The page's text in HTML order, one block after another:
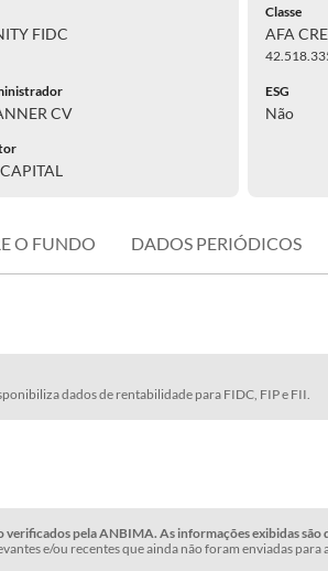
FIDC
CV
Classe
AFA
ESG
Não
O FUNDO DADOS PERIÓDICOS
dados de rentabilidade para FIDC, FIP e FII.
verificados pela ANBIMA. As informações exibidas
e/ou recentes que ainda não foram enviadas para